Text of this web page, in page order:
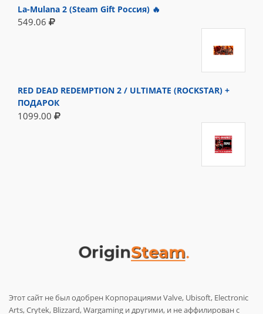
La-Mulana 2 (Steam Gift Россия) 🔥
549.06
RED DEAD REDEMPTION 2 / ULTIMATE (ROCKSTAR) +
ПОДАРОК
1099.00
Этот сайт не был одобрен Корпорациями Valve, Ubisoft, Electronic
Arts, Crytek, Blizzard, Wargaming и другими, и не аффилирован с